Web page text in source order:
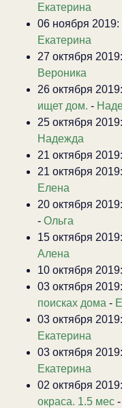
Екатерина
06 ноября 2019:
Екатерина
27 октября 2019:
Вероника
26 октября 2019:
ищет дом. -
25 октября 2019:
Надежда
21 октября 2019:
21 октября 2019:
Елена
20 октября 2019:
- Ольга
15 октября 2019:
Алена
10 октября 2019:
03 октября 2019:
поисках дома -
03 октября 2019:
Екатерина
03 октября 2019:
Екатерина
02 октября 2019:
окраса. 1.5 мес -